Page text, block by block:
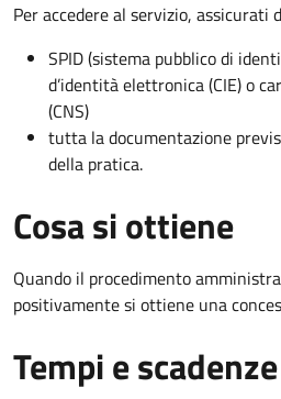
Per accedere al servizio, assicurati
SPID (sistema pubblico di
d’identità elettronica (CIE) o
(CNS)
tutta la documentazione
della pratica.
Cosa si ottiene
Quando il procedimento
positivamente si ottiene una
Tempi e scadenze